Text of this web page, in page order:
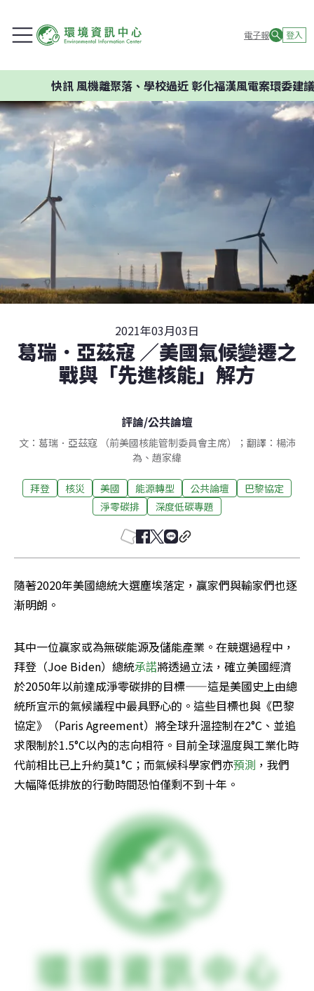
電子報 登入
風機離聚落、學校過近 彰化福漢風電案環委建議不應
2021年03月03日
葛瑞．亞茲寇 ／美國氣候變遷之
戰與「先進核能」解方
評論/公共論壇
文：葛瑞．亞茲寇 （前美國核能管制委員會主席）；翻譯：楊沛
為、趙家緯
拜登 核災 美國 能源轉型 公共論壇
巴黎協定
淨零碳排
深度低碳專題
隨著2020年美國總統大選塵埃落定，贏家們與輸家們也逐
漸明朗。
其中一位贏家或為無碳能源及儲能產業。在競選過程中，
拜登（Joe Biden）總統承諾將透過立法，確立美國經濟
於2050年以前達成淨零碳排的目標——這是美國史上由總
統所宣示的氣候議程中最具野心的。這些目標也與《巴黎
協定》（Paris Agreement）將全球升溫控制在2°C、並追
求限制於1.5°C以內的志向相符。目前全球溫度與工業化時
代前相比已上升約莫1°C；而氣候科學家們亦預測 ，我們
大幅降低排放的行動時間恐怕僅剩不到十年。